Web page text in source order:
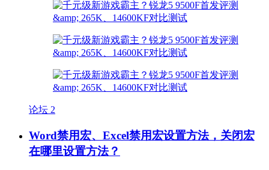
论坛 2
Word禁用宏、Excel禁用宏设置方法，关闭宏
在哪里设置方法？